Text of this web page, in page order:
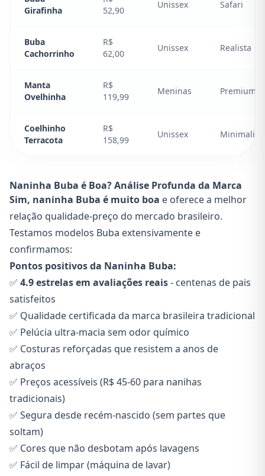
Girafinha
52,90
Unissex Safari
Buba
Cachorrinho
R$
62,00
Unissex Realista
Manta
Ovelhinha
R$
119,99
Meninas Premium
Coelhinho
Terracota
R$
158,99
Unissex
Naninha Buba é Boa? Análise Profunda da Marca
Sim, naninha Buba é muito boa e oferece a melhor
relação qualidade-preço do mercado brasileiro.
Testamos modelos Buba extensivamente e
confirmamos:
Pontos positivos da Naninha Buba:
✅ 4.9 estrelas em avaliações reais- centenas de pais
satisfeitos
✅ Qualidade certificada da marca brasileira tradicional
✅ Pelúcia ultra-macia sem odor químico
✅ Costuras reforçadas que resistem a anos de
abraços
✅ Preços acessíveis (R$ 45-60 para nanihas
tradicionais)
✅ Segura desde recém-nascido (sem partes que
soltam)
✅ Cores que não desbotam após lavagens
✅ Fácil de limpar (máquina de lavar)